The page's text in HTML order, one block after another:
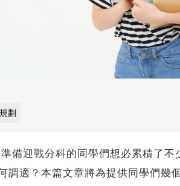
劃
備迎戰分科的同學們想必累積了不
調適？本篇文章將為提供同學們幾